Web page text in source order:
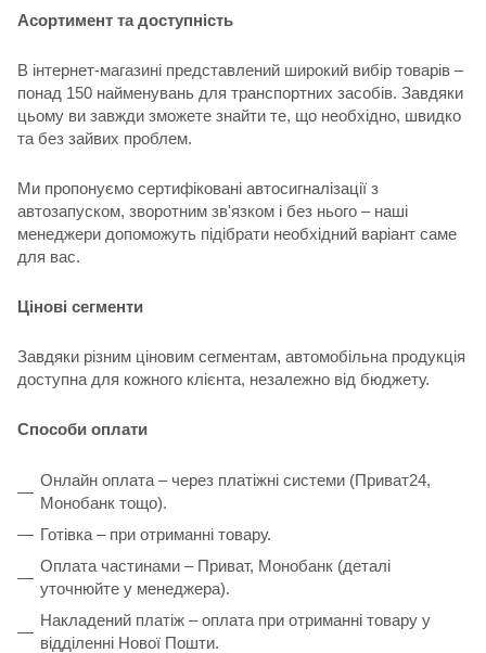
Асортимент та доступність
В інтернет-магазині представлений широкий вибір товарів –
понад 150 найменувань для транспортних засобів. Завдяки
цьому ви завжди зможете знайти те, що необхідно, швидко
та без зайвих проблем.
Ми пропонуємо сертифіковані автосигналізації з
автозапуском, зворотним зв'язком і без нього – наші
менеджери допоможуть підібрати необхідний варіант саме
для вас.
Цінові сегменти
Завдяки різним ціновим сегментам, автомобільна продукція
доступна для кожного клієнта, незалежно від бюджету.
Способи оплати
Онлайн оплата – через платіжні системи (Приват24,
Монобанк тощо).
Готівка – при отриманні товару.
Оплата частинами – Приват, Монобанк (деталі
уточнюйте у менеджера).
Накладений платіж – оплата при отриманні товару у
відділенні Нової Пошти.